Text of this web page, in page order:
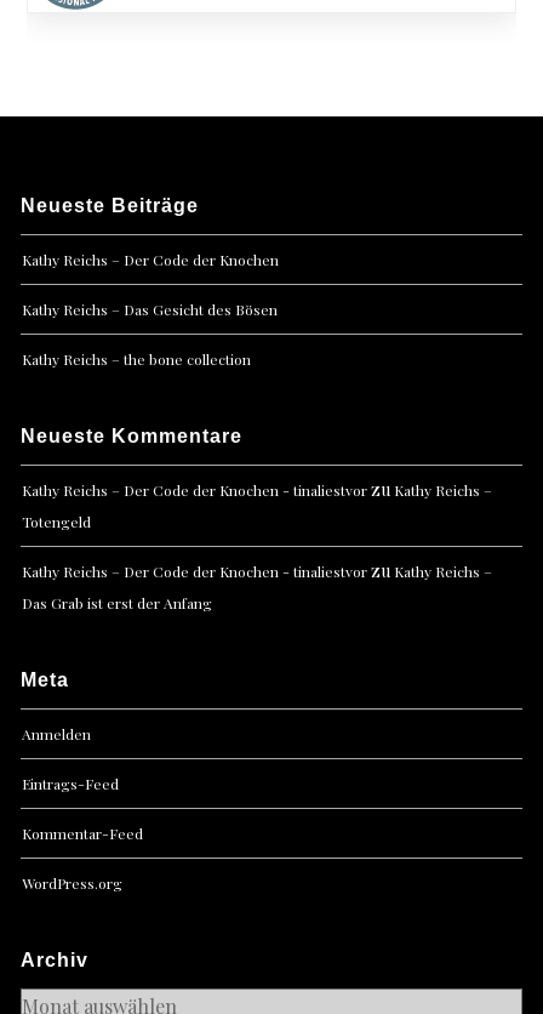
Neueste Beiträge
Kathy Reichs – Der Code der Knochen
Kathy Reichs – Das Gesicht des Bösen
Kathy Reichs – the bone collection
Neueste Kommentare
Kathy Reichs – Der Code der Knochen - tinaliestvorzu Kathy Reichs –
Totengeld
Kathy Reichs – Der Code der Knochen - tinaliestvorzu Kathy Reichs –
Das Grab ist erst der Anfang
Meta
Anmelden
Eintrags-Feed
Kommentar-Feed
WordPress.org
Archiv
Archiv